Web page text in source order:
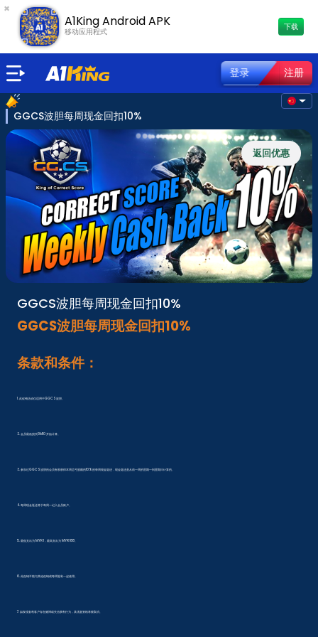
×
A1King Android APK
移动应用程式 下载
登录 注册
GGCS波胆每周现金回扣10%
返回优惠
GGCS波胆每周现金回扣10%
GGCS波胆每周现金回扣10%
条款和条件：
1. 此促销活动仅适用于GGCS波胆。
2. 会员最低损失RM10 开始计算。
3. 参加过GGCS波胆的会员有权获得本周总亏损额的10%的每周现金返还，现金返还是从前一周的星期一到星期日计算的。
4. 每周现金返还将于每周一记入会员账户。
5. 最低支出为 MYR 1，最高支出为 MYR 188。
6. 此促销不能与其他促销或每周返利一起使用。
7. 如发现套利客户存在赌博或失信获利行为，其优惠资格将被取消。